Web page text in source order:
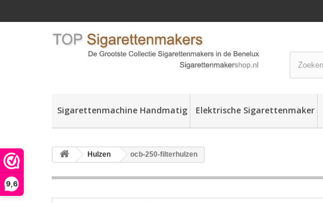
9,6
Sigarettenmachine Handmatig Elektrische Sigarettenmaker
Hulzen ocb-250-filterhulzen